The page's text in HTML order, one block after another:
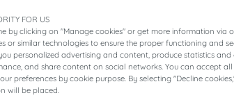
with the calendar and select a date.
Navigate backward to interact with the calendar
FOR US
by clicking on "Manage cookies" or get more information via
or similar technologies to ensure the proper functioning and
personalized advertising and content, produce statistics and
and share content on social networks. You can accept all
preferences by cookie purpose. By selecting "Decline
will be placed.